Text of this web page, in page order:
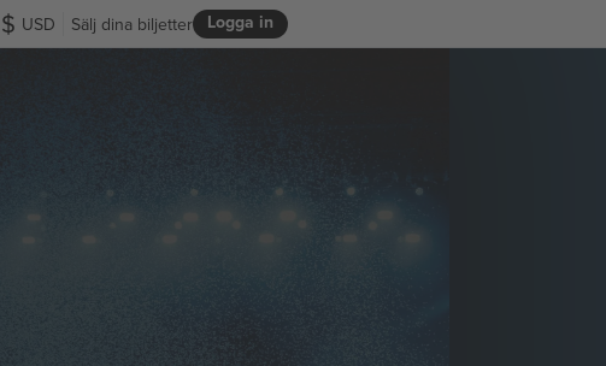
USD Logga in
Sälj dina biljetter